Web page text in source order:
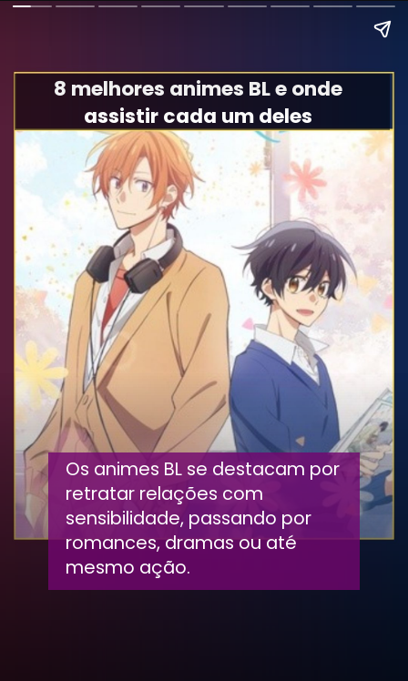
Os animes BL se destacam por
retratar relações com
sensibilidade, passando por
romances, dramas ou até
mesmo ação.
8 melhores animes BL e onde
assistir cada um deles